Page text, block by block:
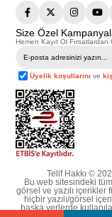
Size Özel
Hemen Kayıt Ol
Üyelik koşullarını ve
Telif Hakkı ©
Bu web sitesindeki
görsel ve yazılı içerikler
hiçbir yazılı/görsel
başka yerlerde